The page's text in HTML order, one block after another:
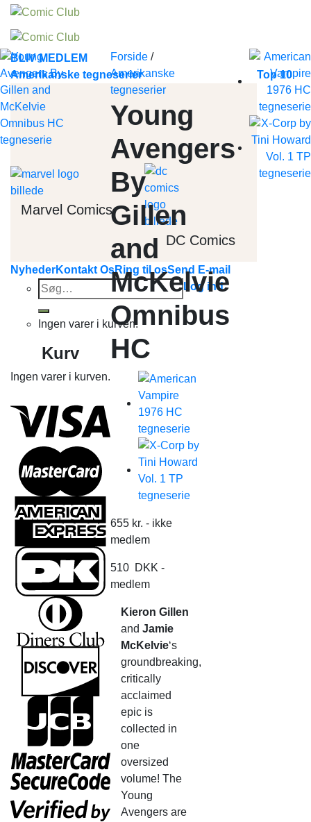
Skip
content
BLIV MEDLEM
Amerikanske tegneserier
Marvel Comics
DC Comics
Top 10
NyhederKontakt OsRing til osSend E-mail
Søg
efter:
Log ind
Ingen varer i kurven.
Kurv
Ingen varer i kurven.
Forside /
Amerikanske
tegneserier
Young
Avengers
By
Gillen
and
McKelvie
Omnibus
HC
655 kr. - ikke
medlem
510 DKK -
medlem
Kieron Gillen
and Jamie
McKelvie‘s
groundbreaking,
critically
acclaimed
epic is
collected in
one
oversized
volume! The
Young
Avengers are